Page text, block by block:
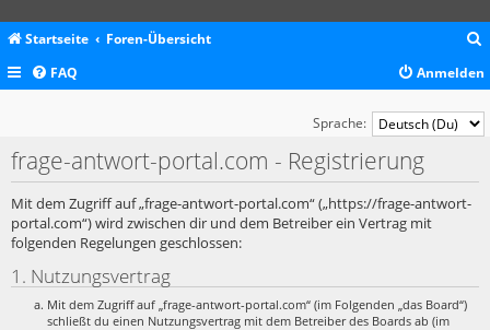
Startseite Foren-Übersicht
c
FAQ Anmelden
Sprache:
frage-antwort-portal.com - Registrierung
Mit dem Zugriff auf „frage-antwort-portal.com“ („https://frage-antwort-
portal.com“) wird zwischen dir und dem Betreiber ein Vertrag mit
folgenden Regelungen geschlossen:
1. Nutzungsvertrag
Mit dem Zugriff auf „frage-antwort-portal.com“ (im Folgenden „das Board“)
schließt du einen Nutzungsvertrag mit dem Betreiber des Boards ab (im